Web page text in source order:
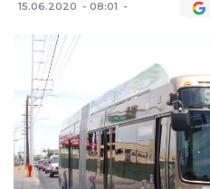
15.06.2020 08:01